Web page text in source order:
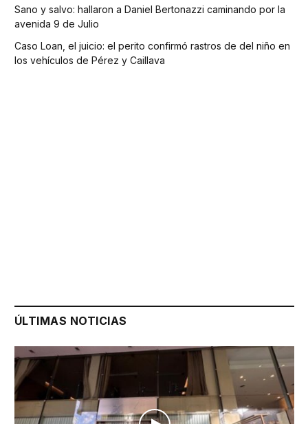
Sano y salvo: hallaron a Daniel Bertonazzi caminando por la
avenida 9 de Julio
Caso Loan, el juicio: el perito confirmó rastros de del niño en
los vehículos de Pérez y Caillava
ÚLTIMAS NOTICIAS